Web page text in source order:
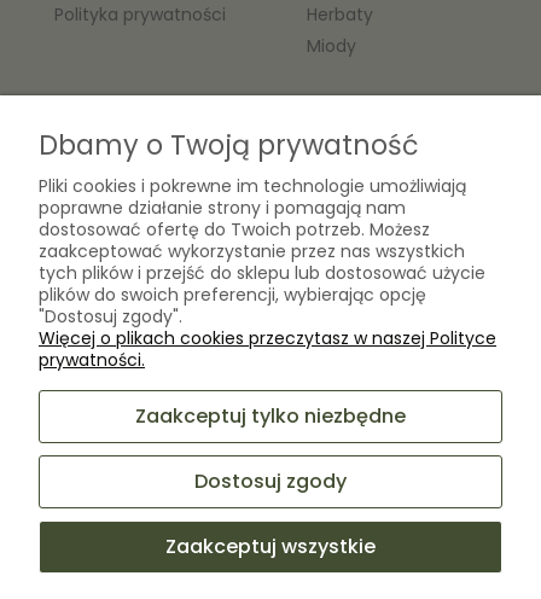
Laboratorium Zielarza Sp. z
o.o.
ul. Kopernika 10A
05-825 Grodzisk Mazowiecki
sklep@laboratoriumzielarza.pl
Polityka prywatności
Herbaty
Miody
O nas
Kontakt
Biogram Henryk Różański
Blog
O firmie
Sklep internetowy Shoper Premium
Dbamy o Twoją prywatność
Pliki cookies i pokrewne im technologie umożliwiają
poprawne działanie strony i pomagają nam
dostosować ofertę do Twoich potrzeb. Możesz
zaakceptować wykorzystanie przez nas wszystkich
tych plików i przejść do sklepu lub dostosować użycie
plików do swoich preferencji, wybierając opcję
"Dostosuj zgody".
Więcej o plikach cookies przeczytasz w naszej Polityce
prywatności.
Zaakceptuj tylko niezbędne
Dostosuj zgody
Zaakceptuj wszystkie